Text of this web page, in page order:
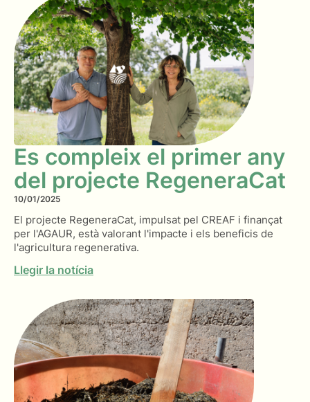
Es compleix el primer any
del projecte RegeneraCat
10/01/2025
El projecte RegeneraCat, impulsat pel CREAF i finançat
per l'AGAUR, està valorant l'impacte i els beneficis de
l'agricultura regenerativa.
Llegir la notícia